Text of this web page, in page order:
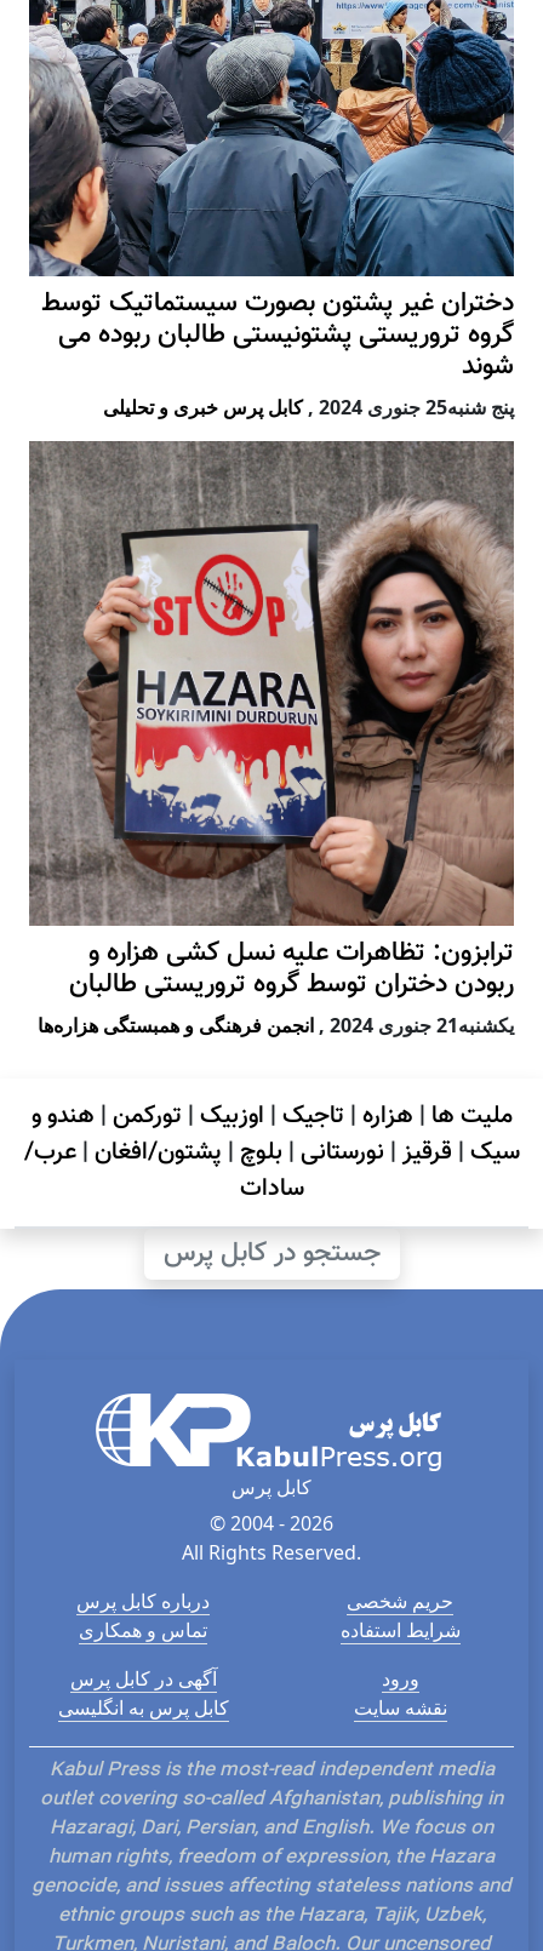
دختران غیر پشتون بصورت سیستماتیک توسط
گروه تروریستی پشتونیستی طالبان ربوده می
شوند
پنج شنبه25 جنوری 2024 ,کابل پرس خبری و تحلیلی
ترابزون: تظاهرات علیه نسل کشی هزاره و
ربودن دختران توسط گروه تروریستی طالبان
يكشنبه21 جنوری 2024 , انجمن فرهنگی و همبستگی هزاره‌ها
ملیت ها | هزاره| تاجیک| اوزبیک| تورکمن| هندو و
سیک| قرقیز| نورستانی| بلوچ | پشتون/افغان|عرب/
سادات
جستجو در کابل پرس
کابل پرس
© 2004 - 2026
All Rights Reserved.
درباره کابل پرس
تماس و همکاری
حریم شخصی
شرایط استفاده
آگهی در کابل پرس
کابل پرس به انگلیسی
ورود
نقشه سایت
Kabul Press is the most-read independent media
outlet covering so-called Afghanistan, publishing in
Hazaragi, Dari, Persian, and English. We focus on
human rights, freedom of expression, the Hazara
genocide, and issues affecting stateless nations and
ethnic groups such as the Hazara, Tajik, Uzbek,